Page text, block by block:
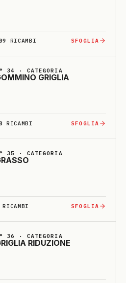
RICAMBI SFOGLIA
34 · CATEGORIA
GRI­GLIA
RICAMBI SFOGLIA
35 · CATEGORIA
RICAMBI SFOGLIA
36 · CATEGORIA
RI­DU­ZIO­NE